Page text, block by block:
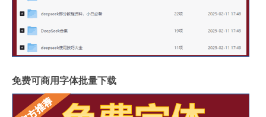
免费可商用字体批量下载